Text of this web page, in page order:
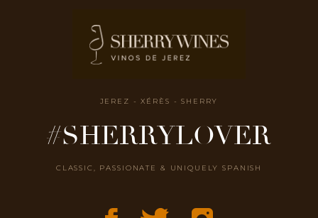
JEREZ - XÉRÈS - SHERRY
#SHERRYLOVER
CLASSIC, PASSIONATE & UNIQUELY SPANISH